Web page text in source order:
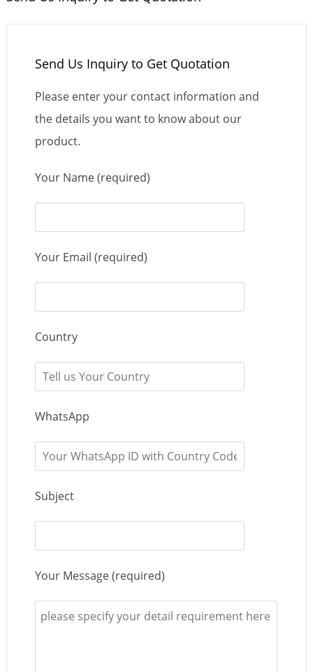
Send Us Inquiry to Get Quotation
Please enter your contact information and
the details you want to know about our
product.
Your Name (required)
Your Email (required)
Country
WhatsApp
Subject
Your Message (required)